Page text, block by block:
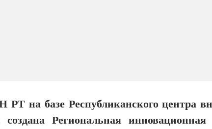
на базе Республиканского центра
создана Региональная